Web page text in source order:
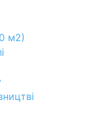
м2)